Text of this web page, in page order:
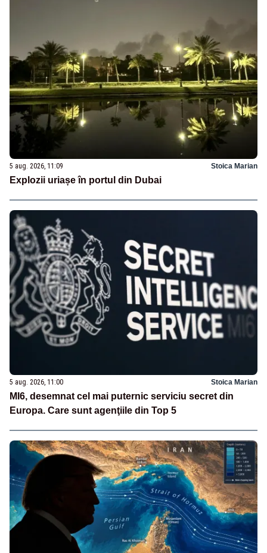
5 aug. 2026, 11:09 Stoica Marian
Explozii uriașe în portul din Dubai
5 aug. 2026, 11:00 Stoica Marian
MI6, desemnat cel mai puternic serviciu secret din
Europa. Care sunt agenţiile din Top 5